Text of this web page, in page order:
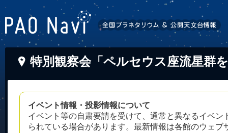
特別観察会「ペルセウス座流星群
イベント情報・投影情報について
イベント等の自粛要請を受けて、通常と異なるイベ
られている場合があります。最新情報は各館のウェ